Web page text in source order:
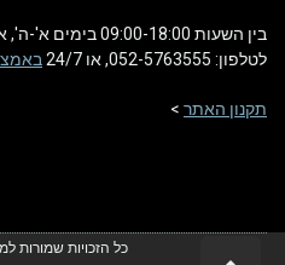
לטלפון: 052-5763555, או 24/7
תקנון האתר >
כל הזכויות שמורות